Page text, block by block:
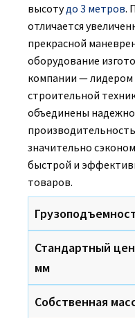
высотудо 3 метров.
отличается
прекрасной
оборудование
компании — лидером
строительной
объединены
значительно
быстрой и
товаров.
Стандартный
мм
Собственная